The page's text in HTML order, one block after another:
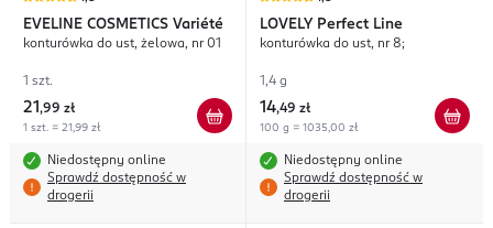
EVELINE COSMETICS Variété
konturówka do ust, żelowa, nr 01
1 szt.
21 ,99 zł
1 szt. = 21,99 zł
Niedostępny online
Sprawdź dostępność w
drogerii
LOVELY Perfect Line
konturówka do ust, nr 8;
1,4 g
14,49 zł
100 g = 1035,00 zł
Niedostępny online
Sprawdź dostępność w
drogerii